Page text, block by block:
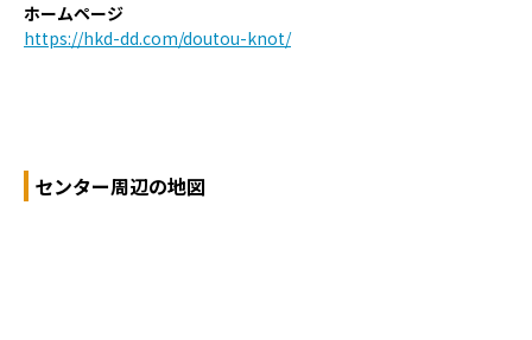
ホームページ
https://hkd-dd.com/doutou-knot/
センター周辺の地図